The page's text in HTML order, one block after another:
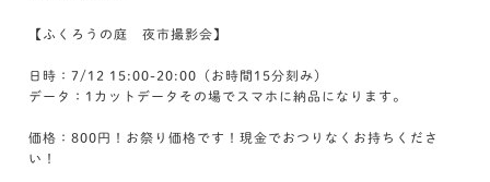
【ふくろうの庭 夜市撮影会】
日時：7/12 15:00-20:00（お時間15分刻み）
データ：1カットデータその場でスマホに納品になります。
価格：800円！お祭り価格です！現金でおつりなくお持ちくださ
い！